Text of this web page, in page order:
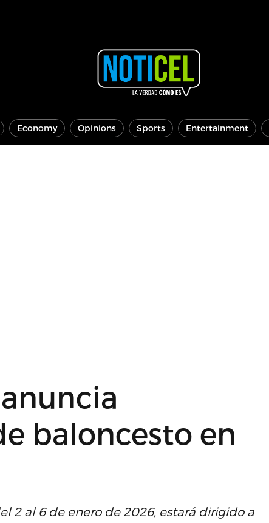
Economy Opinions Sports Entertainment
baloncesto en
2 al 6 de enero de 2026, estará dirigido a